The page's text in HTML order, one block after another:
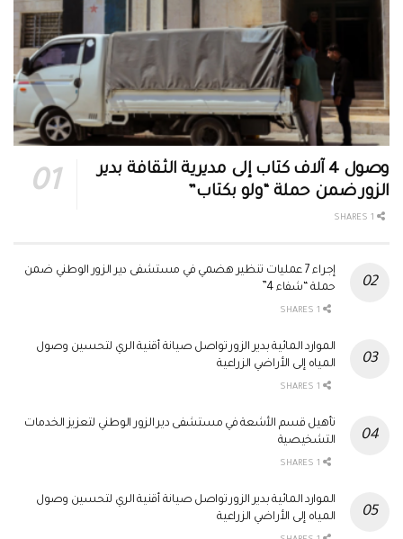
وصول 4 آلاف كتاب إلى مديرية الثقافة بدير
الزور ضمن حملة “ولو بكتاب”
إجراء 7 عمليات تنظير هضمي في مستشفى دير الزور الوطني ضمن
حملة “شفاء 4”
الموارد المائية بدير الزور تواصل صيانة أقنية الري لتحسين وصول
المياه إلى الأراضي الزراعية
تأهيل قسم الأشعة في مستشفى دير الزور الوطني لتعزيز الخدمات
التشخيصية
الموارد المائية بدير الزور تواصل صيانة أقنية الري لتحسين وصول
المياه إلى الأراضي الزراعية